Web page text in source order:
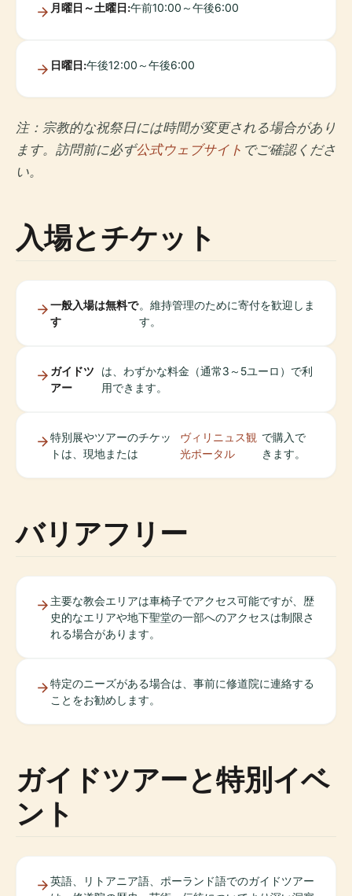
月曜日～土曜日:午前10:00～午後6:00
日曜日:午後12:00～午後6:00
注：宗教的な祝祭日には時間が変更される場合があり
ます。訪問前に必ず公式ウェブサイト でご確認くださ
い。
入場とチケット
一般入場は無料で
す
。維持管理のために寄付を歓迎しま
す。
ガイドツ
アー
は、わずかな料金（通常3～5ユーロ）で利
用できます。
特別展やツアーのチケッ
トは、現地または
ヴィリニュス観
光ポータル
で購入で
きます。
バリアフリー
主要な教会エリアは車椅子でアクセス可能ですが、歴
史的なエリアや地下聖堂の一部へのアクセスは制限さ
れる場合があります。
特定のニーズがある場合は、事前に修道院に連絡する
ことをお勧めします。
ガイドツアーと特別イベ
ント
英語、リトアニア語、ポーランド語でのガイドツアー